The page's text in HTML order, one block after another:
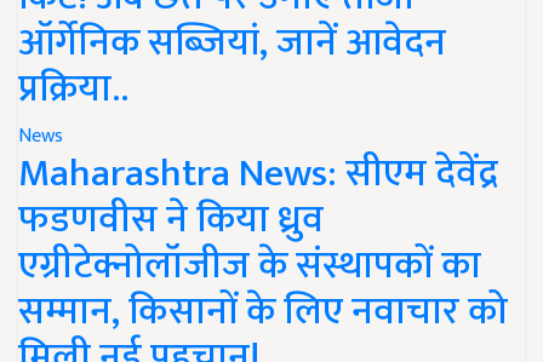
ऑर्गेनिक सब्जियां, जानें आवेदन
प्रक्रिया..
News
Maharashtra News: सीएम देवेंद्र
फडणवीस ने किया ध्रुव
एग्रीटेक्नोलॉजीज के संस्थापकों का
सम्मान, किसानों के लिए नवाचार को